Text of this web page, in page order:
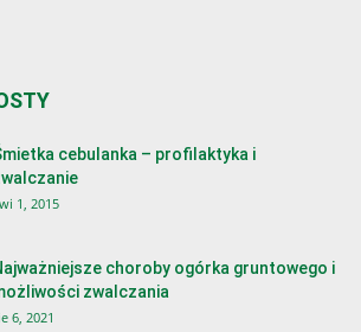
cebulanka – profilaktyka i
1, 2015
choroby ogórka gruntowego i
zwalczania
6, 2021